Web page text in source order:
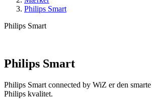
Philips Smart
Philips Smart
Philips Smart
Philips Smart connected by WiZ er den
Philips kvalitet.